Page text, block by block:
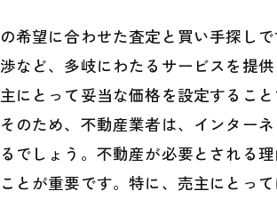
希望に合わせた査定と買い手探し
など、多岐にわたるサービスを提
にとって妥当な価格を設定するこ
のため、不動産業者は、インター
でしょう。不動産が必要とされる
とが重要です。特に、売主にとっ